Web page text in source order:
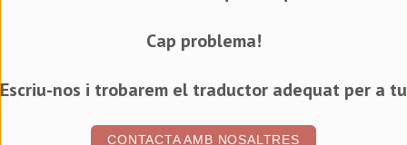
Cap problema!
Escriu-nos i trobarem el traductor adequat per a tu
CONTACTA AMB NOSALTRES